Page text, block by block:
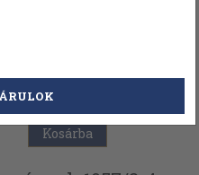
Kosárba